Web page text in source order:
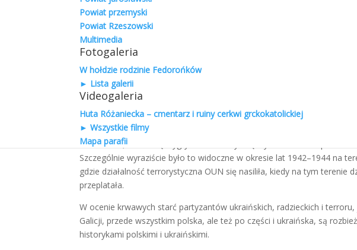
Powiat przemyski
Powiat Rzeszowski
Multimedia
Fotogaleria
W hołdzie rodzinie Fedorońków
► Lista galerii
Videogaleria
Huta Różaniecka – cmentarz i ruiny cerkwi grckokatolickiej
► Wszystkie filmy
Mapa parafii
tych terenów do przyszłego państwa polskiego.
Punktem zwrotnym w polityce OUN było ogłoszenie 30 czerwca 1941
co z entuzjazmem przyjęło społeczeństwo ukraińskie. Ale akcja ta była
Niemcy, będąc u szczytu powodzenia w wojnie ze Związkiem
państwa ukraińskiego i natychmiast rozwiązali ten rząd ukraiński.
niepodległościowego zostali aresztowani przez hitlerowców, wiele
zniszczonych. W związku z tym Organizacja Ukraińskich Nacjonalistów
poparcia z zewnątrz rozpoczęła przygotowanie własnych sił zbrojnych
W swojej polityce narodowościowej tak Niemcy jak i bolszewicy
Ukraińcami, starali się wygrywać konflikty między nimi i w ten sposób
Szczególnie wyraziście było to widoczne w okresie lat 1942–1944 na
gdzie działalność terrorystyczna OUN się nasiliła, kiedy na tym terenie
przeplatała.
W ocenie krwawych starć partyzantów ukraińskich, radzieckich i
Galicji, przede wszystkim polska, ale też po części i ukraińska, są
historykami polskimi i ukraińskimi.